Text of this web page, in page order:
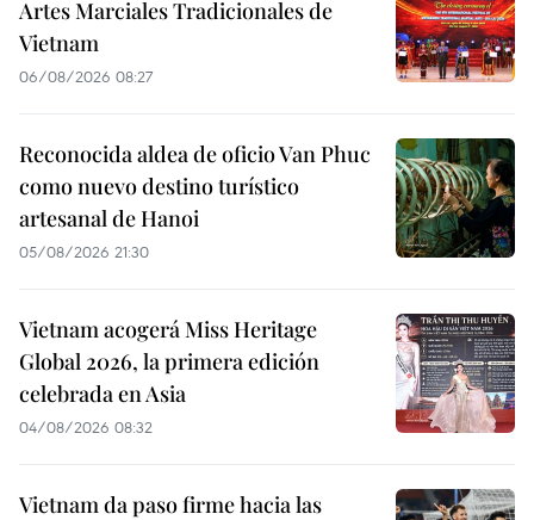
Artes Marciales Tradicionales de
Vietnam
06/08/2026 08:27
Reconocida aldea de oficio Van Phuc
como nuevo destino turístico
artesanal de Hanoi
05/08/2026 21:30
Vietnam acogerá Miss Heritage
Global 2026, la primera edición
celebrada en Asia
04/08/2026 08:32
Vietnam da paso firme hacia las